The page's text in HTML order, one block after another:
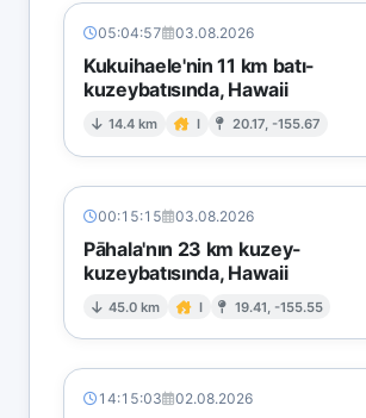
05:04:57 03.08.2026
Kukuihaele'nin 11 km batı-
kuzeybatısında, Hawaii
14.4 km I 20.17, -155.67
00:15:15 03.08.2026
Pāhala'nın 23 km kuzey-
kuzeybatısında, Hawaii
45.0 km I 19.41, -155.55
14:15:03 02.08.2026